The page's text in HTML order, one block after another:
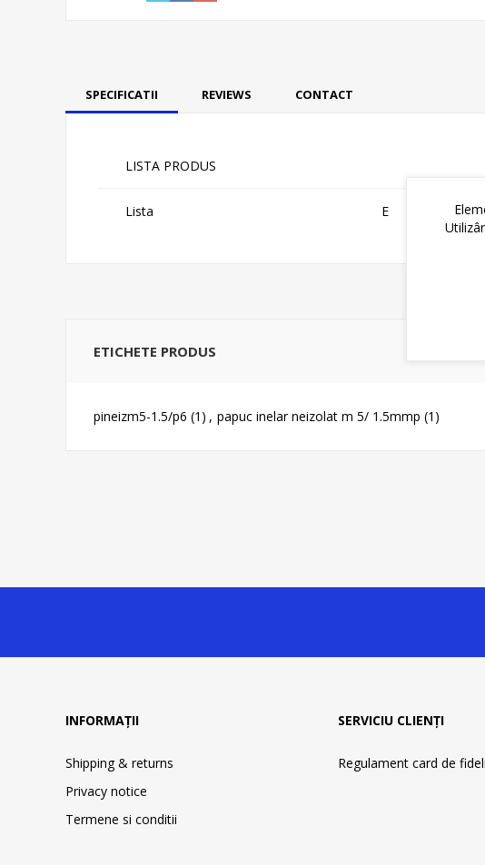
SPECIFICATII REVIEWS CONTACT
LISTA PRODUS
Lista E
ETICHETE PRODUS
pineizm5-1.5/p6 (1) , papuc inelar neizolat m 5/ 1.5mmp (1)
INFORMAȚII
Shipping & returns
Privacy notice
Termene si conditii
SERVICIU CLIENȚI
Regulament card de